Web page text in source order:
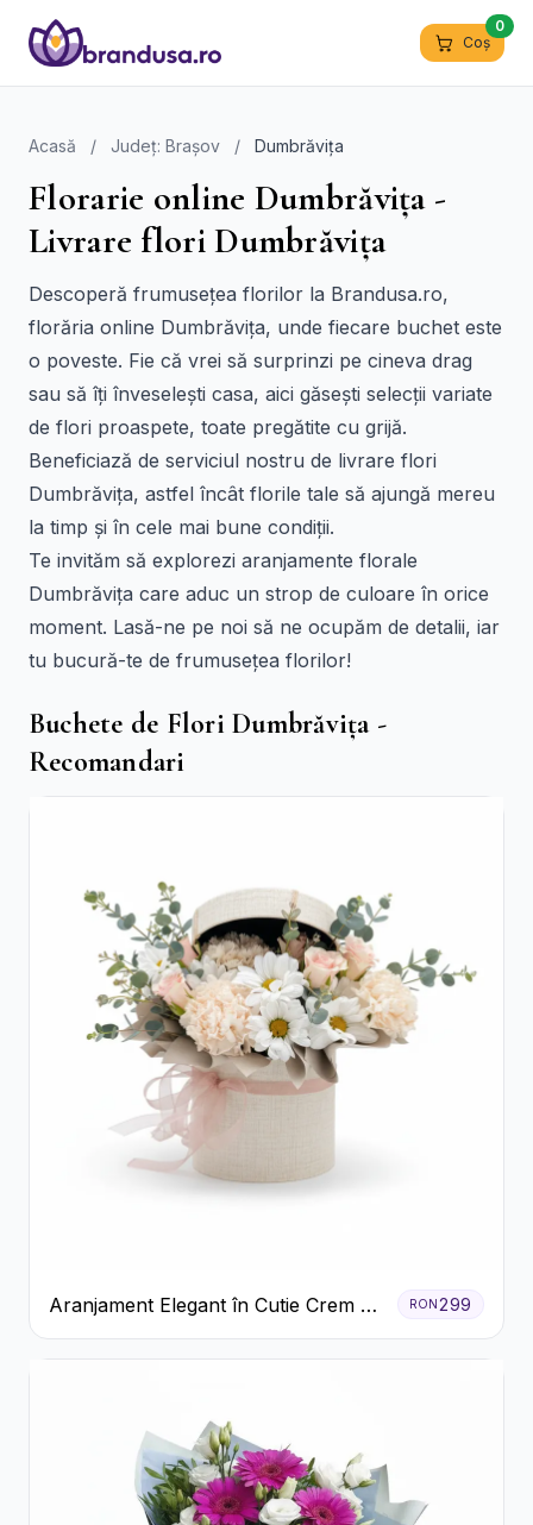
Coș
0
Acasă / Județ: Brașov / Dumbrăvița
Florarie online Dumbrăvița -
Livrare flori Dumbrăvița
Descoperă frumusețea florilor la Brandusa.ro,
florăria online Dumbrăvița, unde fiecare buchet este
o poveste. Fie că vrei să surprinzi pe cineva drag
sau să îți înveselești casa, aici găsești selecții variate
de flori proaspete, toate pregătite cu grijă.
Beneficiază de serviciul nostru de livrare flori
Dumbrăvița, astfel încât florile tale să ajungă mereu
la timp și în cele mai bune condiții.
Te invităm să explorezi aranjamente florale
Dumbrăvița care aduc un strop de culoare în orice
moment. Lasă-ne pe noi să ne ocupăm de detalii, iar
tu bucură-te de frumusețea florilor!
Buchete de Flori Dumbrăvița -
Recomandari
Aranjament Elegant în Cutie Crem cu
Crizanteme și Trandafiri
RON299